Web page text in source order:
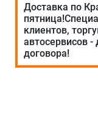
Доставка по
клиентов,
автосервисов
договора!